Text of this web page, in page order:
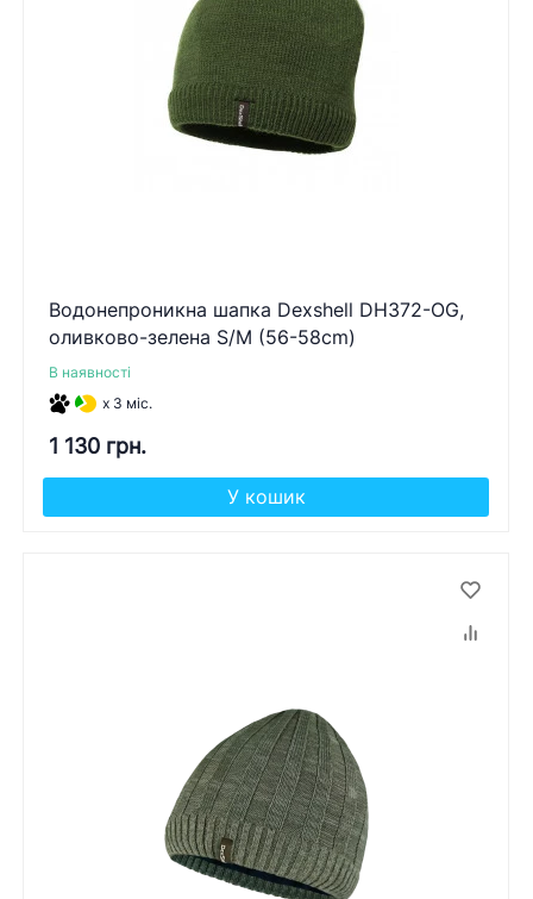
Водонепроникна шапка Dexshell DH372-OG,
оливково-зелена S/M (56-58cm)
В наявності
x 3 міс.
1 130 грн.
У кошик